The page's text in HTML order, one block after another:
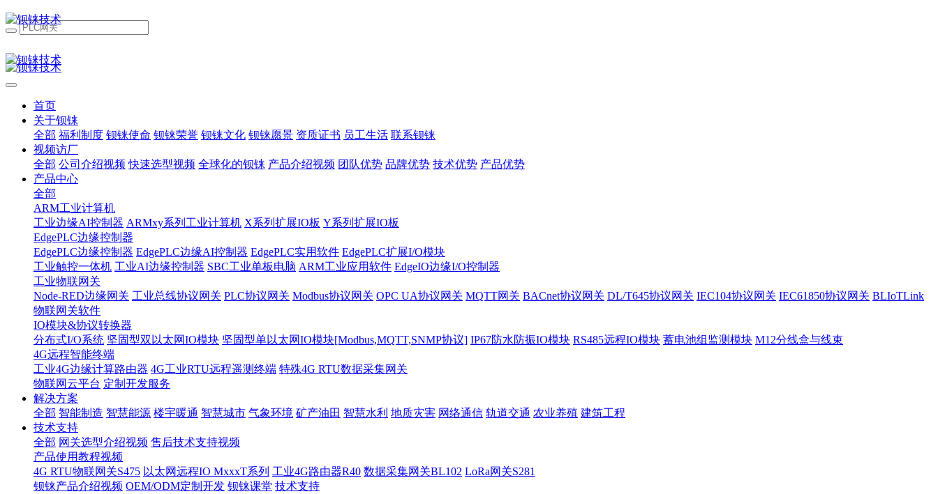
首页
关于钡铼
全部 福利制度 钡铼使命 钡铼荣誉 钡铼文化 钡铼愿景 资质证书 员工生活 联系钡铼
视频访厂
全部 公司介绍视频 快速选型视频 全球化的钡铼 产品介绍视频 团队优势 品牌优势 技术优势 产品优势
产品中心
全部
ARM工业计算机
工业边缘AI控制器 ARMxy系列工业计算机 X系列扩展IO板 Y系列扩展IO板
EdgePLC边缘控制器
EdgePLC边缘控制器 EdgePLC边缘AI控制器 EdgePLC实用软件 EdgePLC扩展I/O模块
工业触控一体机 工业AI边缘控制器 SBC工业单板电脑 ARM工业应用软件 EdgeIO边缘I/O控制器
工业物联网关
Node-RED边缘网关 工业总线协议网关 PLC协议网关 Modbus协议网关 OPC UA协议网关 MQTT网关 BACnet协议网关 DL/T645协议网关 IEC104协议网关 IEC61850协议网关 BLIoTLink
物联网关软件
IO模块&协议转换器
分布式I/O系统 坚固型双以太网IO模块 坚固型单以太网IO模块[Modbus,MQTT,SNMP协议] IP67防水防振IO模块 RS485远程IO模块 蓄电池组监测模块 M12分线盒与线束
4G远程智能终端
工业4G边缘计算路由器 4G工业RTU远程遥测终端 特殊4G RTU数据采集网关
物联网云平台 定制开发服务
解决方案
全部 智能制造 智慧能源 楼宇暖通 智慧城市 气象环境 矿产油田 智慧水利 地质灾害 网络通信 轨道交通 农业养殖 建筑工程
技术支持
全部 网关选型介绍视频 售后技术支持视频
产品使用教程视频
4G RTU物联网关S475 以太网远程IO MxxxT系列 工业4G路由器R40 数据采集网关BL102 LoRa网关S281
钡铼产品介绍视频 OEM/ODM定制开发 钡铼课堂 技术支持